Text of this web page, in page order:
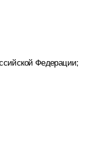
Федерации;